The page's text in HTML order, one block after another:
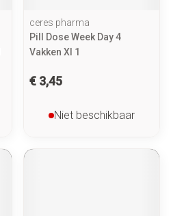
ceres pharma
Pill Dose Week Day 4
Vakken Xl 1
€ 3,45
Niet beschikbaar